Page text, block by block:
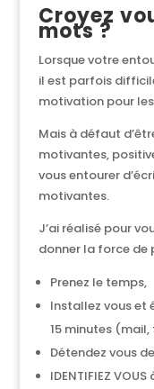
Croyez
mots ?
Lorsque votre
il est parfois
motivation pour
Mais à défaut
motivantes,
vous entourer
motivantes.
J’ai réalisé pour
donner la force de
Prenez le temps,
Installez vous et
15 minutes
Détendez vous
IDENTIFIEZ